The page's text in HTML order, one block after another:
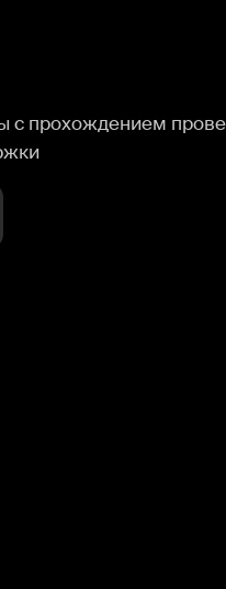
с прохождением